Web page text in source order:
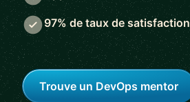
97% de taux de satisfaction
Trouve un DevOps mentor